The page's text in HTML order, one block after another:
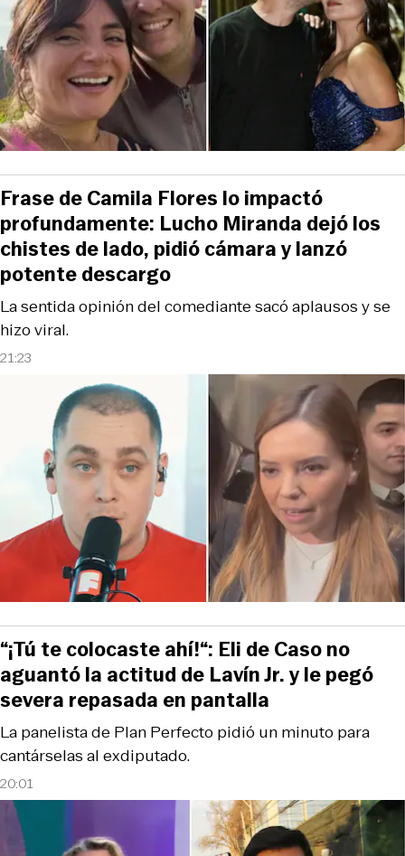
21:23
La sentida opinión del comediante sacó aplausos y se
hizo viral.
Frase de Camila Flores lo impactó
profundamente: Lucho Miranda dejó los
chistes de lado, pidió cámara y lanzó
potente descargo
20:01
La panelista de Plan Perfecto pidió un minuto para
cantárselas al exdiputado.
“¡Tú te colocaste ahí!“: Eli de Caso no
aguantó la actitud de Lavín Jr. y le pegó
severa repasada en pantalla